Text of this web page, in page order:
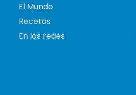
El Mundo
Recetas
En las redes